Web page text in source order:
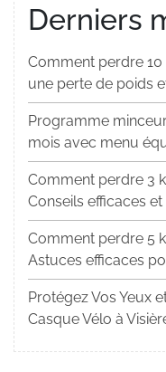
Derniers
Comment perdre 10
une perte de poids
Programme
mois avec menu
Comment perdre 3
Conseils efficaces et
Comment perdre 5
Astuces efficaces
Protégez Vos Yeux
Casque Vélo à